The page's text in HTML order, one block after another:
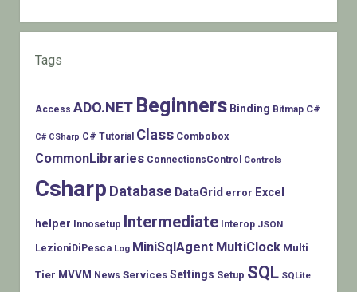
Tags
Access ADO.NET Beginners Binding Bitmap C#
C# CSharp C# Tutorial Class Combobox
CommonLibraries ConnectionsControl Controls
Csharp Database DataGrid error Excel
helper Innosetup Intermediate Interop JSON
LezioniDiPesca Log MiniSqlAgent MultiClock Multi
Tier MVVM News Services Settings Setup SQL SQLite